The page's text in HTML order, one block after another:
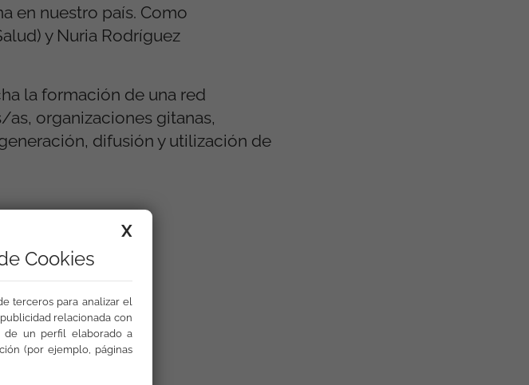
en nuestro país. Como
y Nuria Rodríguez
la formación de una red
organizaciones gitanas,
difusión y utilización de
X
Cookies
terceros para analizar el
relacionada con
de un perfil elaborado a
(por ejemplo, páginas